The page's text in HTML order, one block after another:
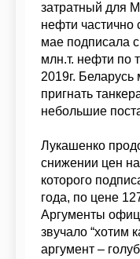
затратный для
нефти частично
мае подписала
млн.т. нефти по
2019г.
пригнать
небольшие
Лукашенко
снижении цен на
которого
года, по цене
Аргументы
звучало “хотим
аргумент –